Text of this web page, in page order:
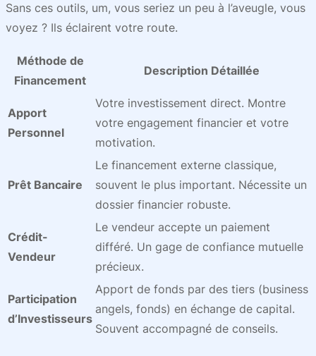
Sans ces outils, um, vous seriez un peu à l’aveugle, vous
voyez ? Ils éclairent votre route.
Méthode de
Financement
Description Détaillée
Apport
Personnel
Votre investissement direct. Montre
votre engagement financier et votre
motivation.
Prêt Bancaire
Le financement externe classique,
souvent le plus important. Nécessite un
dossier financier robuste.
Crédit-
Vendeur
Le vendeur accepte un paiement
différé. Un gage de confiance mutuelle
précieux.
Participation
d’Investisseurs
Apport de fonds par des tiers (business
angels, fonds) en échange de capital.
Souvent accompagné de conseils.